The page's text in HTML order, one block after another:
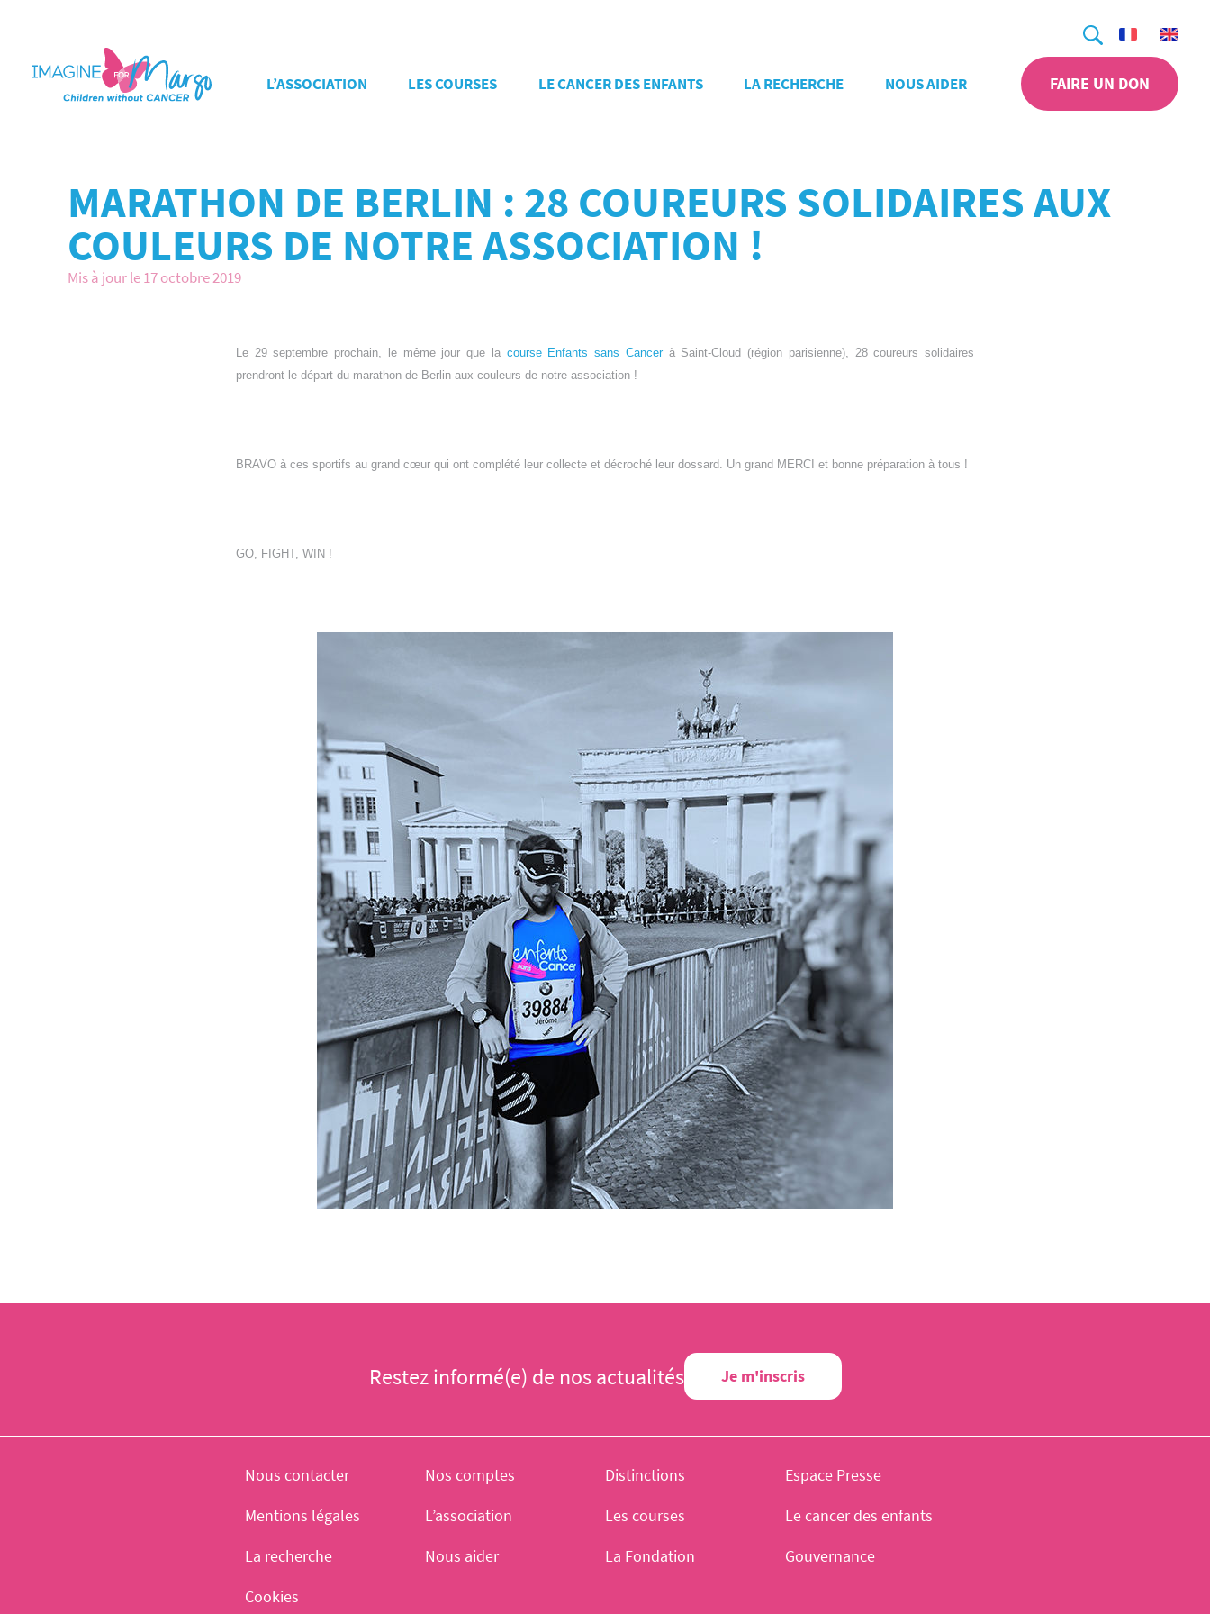
Recherche
L’ASSOCIATION LES COURSES LE CANCER DES ENFANTS LA RECHERCHE NOUS AIDER FAIRE UN DON
MARATHON DE BERLIN : 28 COUREURS SOLIDAIRES AUX
COULEURS DE NOTRE ASSOCIATION !
Mis à jour le 17 octobre 2019
Le 29 septembre prochain, le même jour que la course Enfants sans Cancerà Saint-Cloud (région parisienne), 28 coureurs solidaires
prendront le départ du marathon de Berlin aux couleurs de notre association !
BRAVO à ces sportifs au grand cœur qui ont complété leur collecte et décroché leur dossard. Un grand MERCI et bonne préparation à tous !
GO, FIGHT, WIN !
Restez informé(e) de nos actualités Je m'inscris
Nous contacter Nos comptes Distinctions
Espace Presse
Mentions légales
L’association Les courses
Le cancer des enfants
La recherche
Nous aider La Fondation
Gouvernance
Cookies